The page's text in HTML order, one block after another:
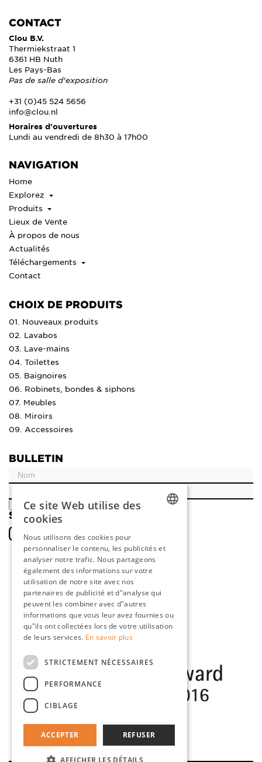
CONTACT
Clou B.V.
Thermiekstraat 1
6361 HB Nuth
Les Pays-Bas
Pas de salle d'exposition
+31 (0)45 524 5656
info@clou.nl
Horaires d'ouvertures
Lundi au vendredi de 8h30 à 17h00
NAVIGATION
Home
Explorez
Produits
Lieux de Vente
À propos de nous
Actualités
Téléchargements
Contact
CHOIX DE PRODUITS
01. Nouveaux produits
02. Lavabos
03. Lave-mains
04. Toilettes
05. Baignoires
06. Robinets, bondes & siphons
07. Meubles
08. Miroirs
09. Accessoires
BULLETIN
ENREGISTRER
SOCIAL
ENGLISH
FRENCH
GERMAN
Ce site Web utilise des
cookies
Nous utilisons des cookies pour
personnaliser le contenu, les publicités et
analyser notre trafic. Nous partageons
également des informations sur votre
utilisation de notre site avec nos
partenaires de publicité et d"analyse qui
peuvent les combiner avec d"autres
informations que vous leur avez fournies ou
qu"ils ont collectées lors de votre utilisation
de leurs services. En savoir plus
STRICTEMENT NÉCESSAIRES
PERFORMANCE
CIBLAGE
ACCEPTER REFUSER
AFFICHER LES DÉTAILS